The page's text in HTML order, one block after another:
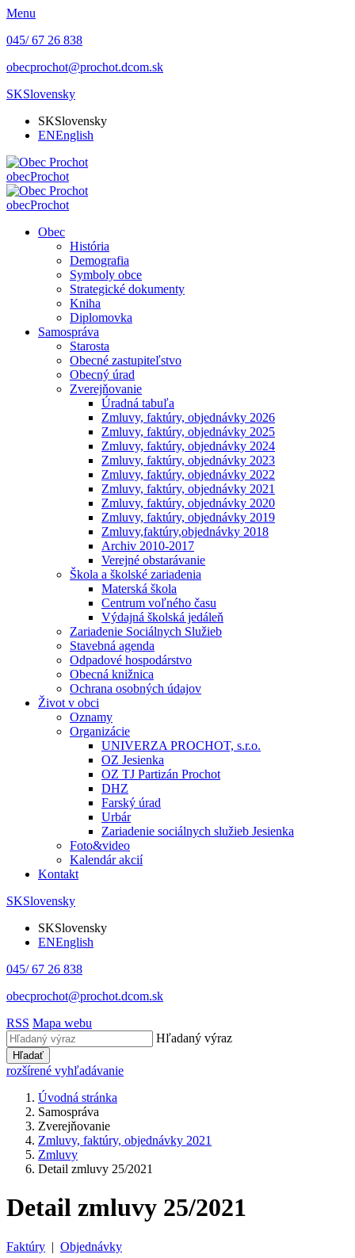
Menu
045/ 67 26 838
obecprochot@prochot.dcom.sk
SKSlovensky
SKSlovensky
ENEnglish
obecProchot
obecProchot
Obec
História
Demografia
Symboly obce
Strategické dokumenty
Kniha
Diplomovka
Samospráva
Starosta
Obecné zastupiteľstvo
Obecný úrad
Zverejňovanie
Úradná tabuľa
Zmluvy, faktúry, objednávky 2026
Zmluvy, faktúry, objednávky 2025
Zmluvy, faktúry, objednávky 2024
Zmluvy, faktúry, objednávky 2023
Zmluvy, faktúry, objednávky 2022
Zmluvy, faktúry, objednávky 2021
Zmluvy, faktúry, objednávky 2020
Zmluvy, faktúry, objednávky 2019
Zmluvy,faktúry,objednávky 2018
Archiv 2010-2017
Verejné obstarávanie
Škola a školské zariadenia
Materská škola
Centrum voľného času
Výdajná školská jedáleň
Zariadenie Sociálnych Služieb
Stavebná agenda
Odpadové hospodárstvo
Obecná knižnica
Ochrana osobných údajov
Život v obci
Oznamy
Organizácie
UNIVERZA PROCHOT, s.r.o.
OZ Jesienka
OZ TJ Partizán Prochot
DHZ
Farský úrad
Urbár
Zariadenie sociálnych služieb Jesienka
Foto&video
Kalendár akcií
Kontakt
SKSlovensky
SKSlovensky
ENEnglish
045/ 67 26 838
obecprochot@prochot.dcom.sk
RSS Mapa webu
Hľadaný výraz
Hľadať
rozšírené vyhľadávanie
Úvodná stránka
Samospráva
Zverejňovanie
Zmluvy, faktúry, objednávky 2021
Zmluvy
Detail zmluvy 25/2021
Detail zmluvy 25/2021
Faktúry | Objednávky